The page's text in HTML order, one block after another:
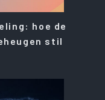
hoe de
stil